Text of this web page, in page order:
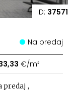
ID: 37571
Na predaj
€/m²
predaj ,